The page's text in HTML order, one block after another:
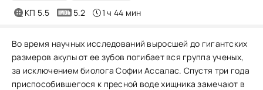
КП 5.5 5.2 1 ч 44 мин
Во время научных исследований выросшей до гигантских
размеров акулы от ее зубов погибает вся группа ученых,
за исключением биолога Софии Ассалас. Спустя три года
приспособившегося к пресной воде хищника замечают в